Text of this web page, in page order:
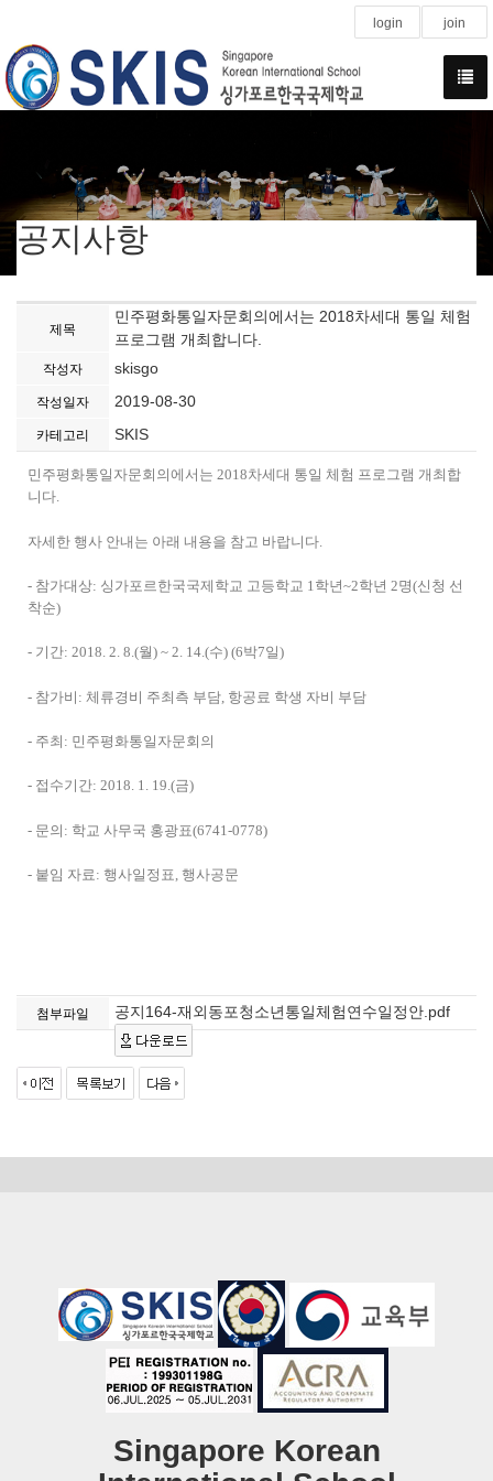
login join
공지사항
제목
민주평화통일자문회의에서는 2018차세대 통일 체험
프로그램 개최합니다.
작성자 skisgo
작성일자 2019-08-30
카테고리 SKIS
민주평화통일자문회의에서는 2018차세대 통일 체험 프로그램 개최합
니다.
자세한 행사 안내는 아래 내용을 참고 바랍니다.
- 참가대상: 싱가포르한국국제학교 고등학교 1학년~2학년 2명(신청 선
착순)
- 기간: 2018. 2. 8.(월) ~ 2. 14.(수) (6박7일)
- 참가비: 체류경비 주최측 부담, 항공료 학생 자비 부담
- 주최: 민주평화통일자문회의
- 접수기간: 2018. 1. 19.(금)
- 문의: 학교 사무국 홍광표(6741-0778)
- 붙임 자료: 행사일정표, 행사공문
첨부파일 공지164-재외동포청소년통일체험연수일정안.pdf
Singapore Korean